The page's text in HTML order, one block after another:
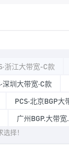
浙江大带宽-C款
深圳大带宽·C款
PCS·北京BGP大
广州BGP.大带宽
择！